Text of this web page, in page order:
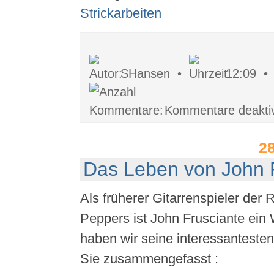
Strickarbeiten
SHansen • 12:09
Kommentare
Das Leben von John
Als früherer Gitarrenspieler der
Peppers ist John Frusciante ein
haben wir seine
Sie zusammengefasst :